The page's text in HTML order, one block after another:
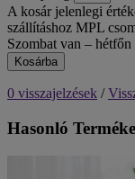
A kosár jelenlegi
szállításhoz MPL
Szombat van –
Kosárba
0 visszajelzések /
Hasonló